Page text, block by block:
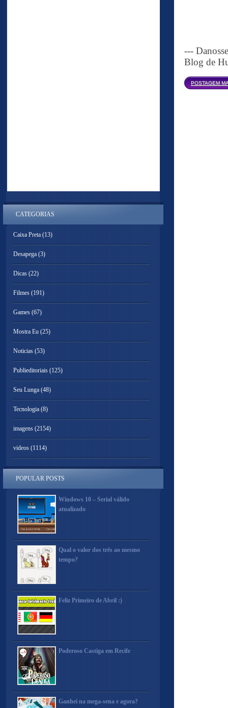
---
Blog de
POSTAGEM
CATEGORIAS
Caixa Preta (13)
Desapega (3)
Dicas (22)
Filmes (191)
Games (67)
Mostra Eu (25)
Noticias (53)
Publieditoriais (125)
Seu Lunga (48)
Tecnologia (8)
imagens (2154)
videos (1114)
POPULAR POSTS
Windows 10 – Serial válido
atualizado
Qual o valor dos três ao mesmo
tempo?
Feliz Primeiro de Abril :)
Poderoso Castiga em Recife
Ganhei na mega-sena e agora?